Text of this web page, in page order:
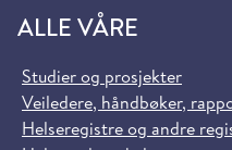
ALLE VÅRE
Studier og prosjekter
Veiledere, håndbøker,
Helseregistre og andre